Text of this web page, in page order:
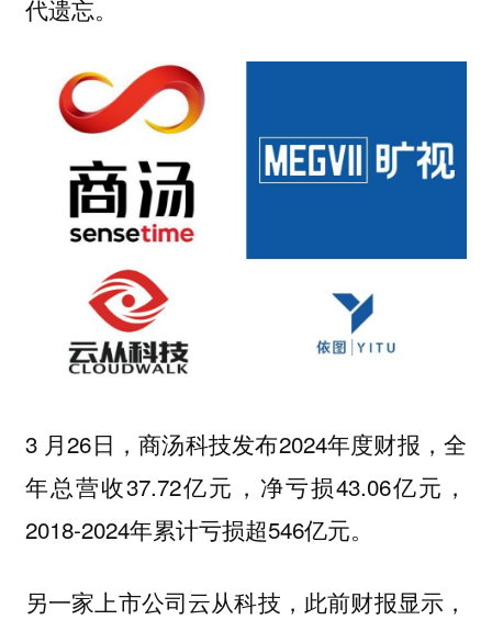
代遗忘。
3 月26日，商汤科技发布2024年度财报，全
年总营收37.72亿元，净亏损43.06亿元，
2018-2024年累计亏损超546亿元。
另一家上市公司云从科技，此前财报显示，